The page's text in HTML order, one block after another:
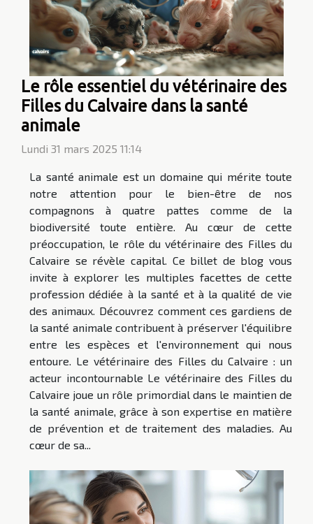
Le rôle essentiel du vétérinaire des
Filles du Calvaire dans la santé
animale
Lundi 31 mars 2025 11:14
La santé animale est un domaine qui mérite toute
notre attention pour le bien-être de nos
compagnons à quatre pattes comme de la
biodiversité toute entière. Au cœur de cette
préoccupation, le rôle du vétérinaire des Filles du
Calvaire se révèle capital. Ce billet de blog vous
invite à explorer les multiples facettes de cette
profession dédiée à la santé et à la qualité de vie
des animaux. Découvrez comment ces gardiens de
la santé animale contribuent à préserver l'équilibre
entre les espèces et l'environnement qui nous
entoure. Le vétérinaire des Filles du Calvaire : un
acteur incontournable Le vétérinaire des Filles du
Calvaire joue un rôle primordial dans le maintien de
la santé animale, grâce à son expertise en matière
de prévention et de traitement des maladies. Au
cœur de sa...